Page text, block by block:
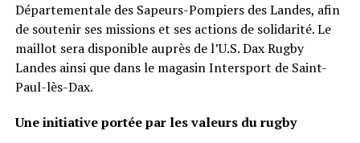
Départementale des Sapeurs-Pompiers des Landes, afin
de soutenir ses missions et ses actions de solidarité. Le
maillot sera disponible auprès de l’U.S. Dax Rugby
Landes ainsi que dans le magasin Intersport de Saint-
Paul-lès-Dax.
Une initiative portée par les valeurs du rugby